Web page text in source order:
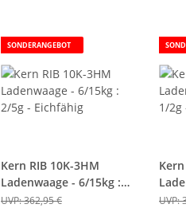
SONDERANGEBOT
Kern RIB 10K-3HM
Ladenwaage - 6/15kg :
2/5g - Eichfähig
UVP:362,95 €
1/2g
UVP: